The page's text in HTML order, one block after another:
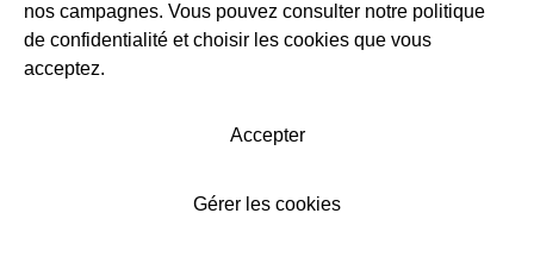
nos campagnes. Vous pouvez consulter notre politique
de confidentialité et choisir les cookies que vous
acceptez.
Accepter
Gérer les cookies